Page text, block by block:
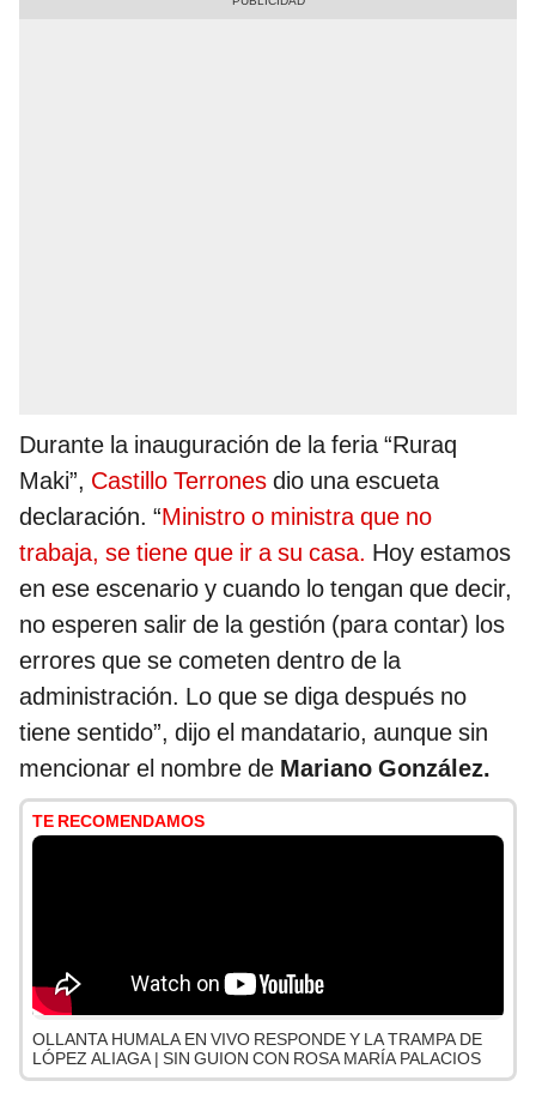
Durante la inauguración de la feria “Ruraq
Maki”, Castillo Terrones dio una escueta
declaración. “Ministro o ministra que no
trabaja, se tiene que ir a su casa. Hoy estamos
en ese escenario y cuando lo tengan que decir,
no esperen salir de la gestión (para contar) los
errores que se cometen dentro de la
administración. Lo que se diga después no
tiene sentido”, dijo el mandatario, aunque sin
mencionar el nombre de Mariano González.
TE RECOMENDAMOS
OLLANTA HUMALA EN VIVO RESPONDE Y LA TRAMPA DE
LÓPEZ ALIAGA | SIN GUION CON ROSA MARÍA PALACIOS